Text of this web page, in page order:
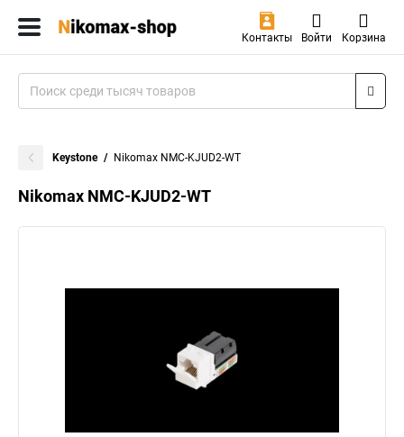
Контакты Войти Корзина
Keystone Nikomax NMC-KJUD2-WT
Nikomax NMC-KJUD2-WT